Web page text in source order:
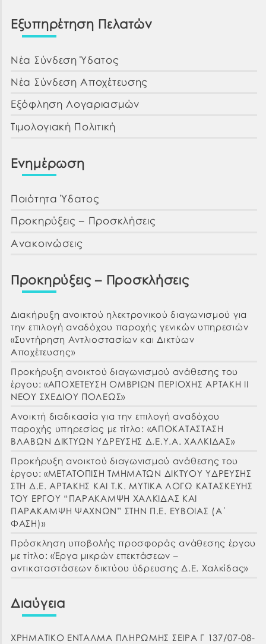
Εξυπηρέτηση Πελατών
Νέα Σύνδεση Ύδατος
Νέα Σύνδεση Αποχέτευσης
Εξόφληση Λογαριασμών
Τιμολογιακή Πολιτική
Ενημέρωση
Ποιότητα Ύδατος
Προκηρύξεις – Προσκλήσεις
Ανακοινώσεις
Προκηρύξεις – Προσκλήσεις
Διακήρυξη ανοικτού ηλεκτρονικού διαγωνισμού για
την επιλογή αναδόχου παροχής γενικών υπηρεσιών
«Συντήρηση Αντλιοστασίων και Δικτύων
Αποχέτευσης»
Προκήρυξη ανοικτού διαγωνισμού ανάθεσης του
έργου: «ΑΠΟΧΕΤΕΥΣΗ ΟΜΒΡΙΩΝ ΠΕΡΙΟΧΗΣ ΑΡΤΑΚΗ ΙΙ
ΝΕΟΥ ΣΧΕΔΙΟΥ ΠΟΛΕΩΣ»
Ανοικτή διαδικασία για την επιλογή αναδόχου
παροχής υπηρεσίας με τίτλο: «ΑΠΟΚΑΤΑΣΤΑΣΗ
ΒΛΑΒΩΝ ΔΙΚΤΥΩΝ ΥΔΡΕΥΣΗΣ Δ.Ε.Υ.Α. ΧΑΛΚΙΔΑΣ»
Προκήρυξη ανοικτού διαγωνισμού ανάθεσης του
έργου: «ΜΕΤΑΤΟΠΙΣΗ ΤΜΗΜΑΤΩΝ ΔΙΚΤΥΟΥ ΥΔΡΕΥΣΗΣ
ΣΤΗ Δ.Ε. ΑΡΤΑΚΗΣ ΚΑΙ Τ.Κ. ΜΥΤΙΚΑ ΛΟΓΩ ΚΑΤΑΣΚΕΥΗΣ
ΤΟΥ ΕΡΓΟΥ “ΠΑΡΑΚΑΜΨΗ ΧΑΛΚΙΔΑΣ ΚΑΙ
ΠΑΡΑΚΑΜΨΗ ΨΑΧΝΩΝ” ΣΤΗΝ Π.Ε. ΕΥΒΟΙΑΣ (Α΄
ΦΑΣΗ)»
Πρόσκληση υποβολής προσφοράς ανάθεσης έργου
με τίτλο: «Έργα μικρών επεκτάσεων –
αντικαταστάσεων δικτύου ύδρευσης Δ.Ε. Χαλκίδας»
Διαύγεια
ΧΡΗΜΑΤΙΚΟ ΕΝΤΑΛΜΑ ΠΛΗΡΩΜΗΣ ΣΕΙΡΑ Γ 137/07-08-